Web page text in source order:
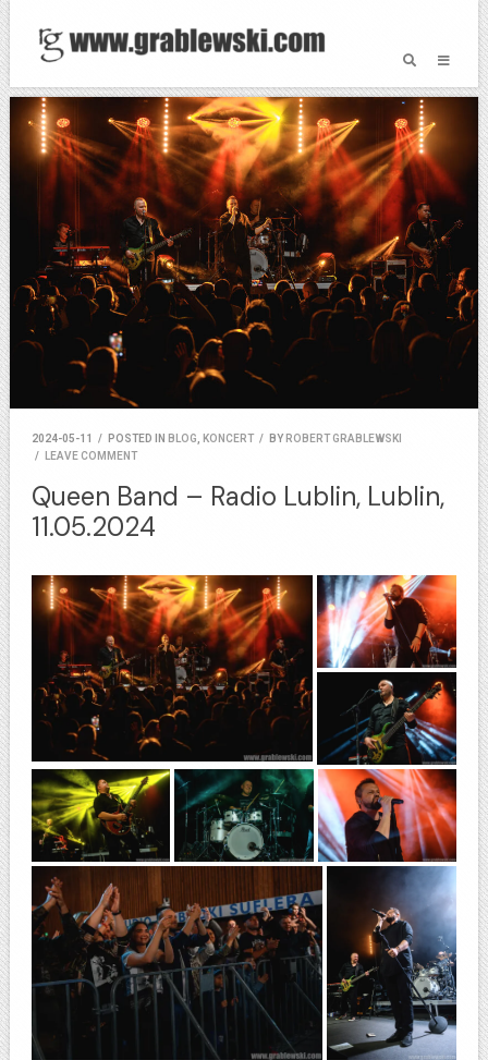
2024-05-11 / POSTED IN BLOG KONCERT / BY ROBERT GRABLEWSKI
/
LEAVE COMMENT
Queen Band – Radio Lublin, Lublin,
11.05.2024